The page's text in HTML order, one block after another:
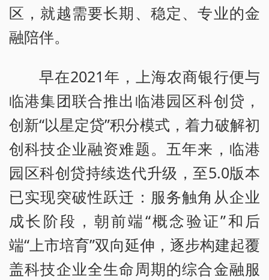
区，就越需要长期、稳定、专业的金
融陪伴。
早在2021年，上海农商银行便与
临港集团联合推出临港园区科创贷，
创新“以星定贷”积分模式，着力破解初
创科技企业融资难题。五年来，临港
园区科创贷持续迭代升级，至5.0版本
已实现突破性跃迁：服务触角从企业
成长阶段，朝前端“概念验证”和后
端“上市培育”双向延伸，逐步构建起覆
盖科技企业全生命周期的综合金融服